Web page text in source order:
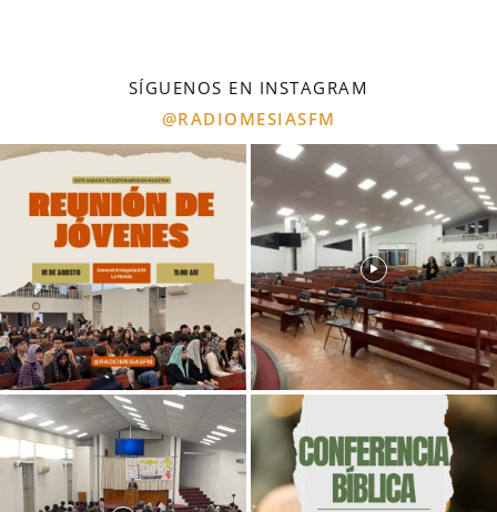
SÍGUENOS EN INSTAGRAM
@RADIOMESIASFM